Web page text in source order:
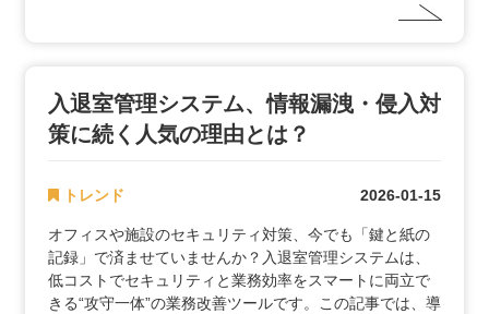
入退室管理システム、情報漏洩・侵入対
策に続く人気の理由とは？
トレンド 2026-01-15
オフィスや施設のセキュリティ対策、今でも「鍵と紙の
記録」で済ませていませんか？入退室管理システムは、
低コストでセキュリティと業務効率をスマートに両立で
きる“攻守一体”の業務改善ツールです。この記事では、導